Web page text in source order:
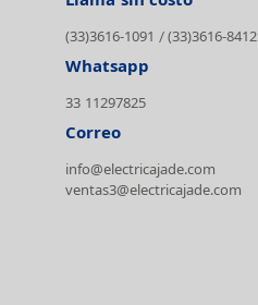
(33)3616-1091 / (33)3616-8412
Whatsapp
33 11297825
Correo
info@electricajade.com
ventas3@electricajade.com